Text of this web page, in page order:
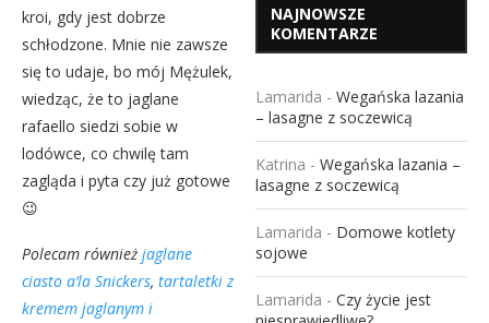
kroi, gdy jest dobrze
schłodzone. Mnie nie zawsze
się to udaje, bo mój Mężulek,
wiedząc, że to jaglane
rafaello siedzi sobie w
lodówce, co chwilę tam
zagląda i pyta czy już gotowe
😉
Polecam również jaglane
ciasto a’la Snickers, tartaletki z
kremem jaglanym i
NAJNOWSZE
KOMENTARZE
Lamarida - Wegańska lazania
– lasagne z soczewicą
Katrina - Wegańska lazania –
lasagne z soczewicą
Lamarida - Domowe kotlety
sojowe
Lamarida - Czy życie jest